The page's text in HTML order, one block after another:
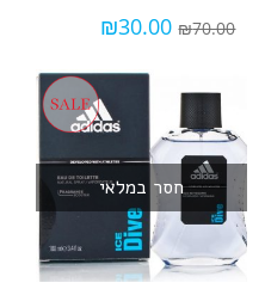
₪70.00
₪30.00
חסר במלאי